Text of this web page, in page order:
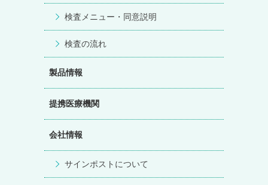
検査メニュー・同意説明
検査の流れ
製品情報
提携医療機関
会社情報
サインポストについて